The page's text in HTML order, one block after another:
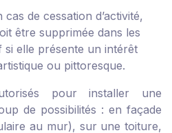
cas de cessation d’activité,
être supprimée dans les
si elle présente un intérêt
ou pittoresque.
pour installer une
de possibilités : en façade
au mur), sur une toiture,